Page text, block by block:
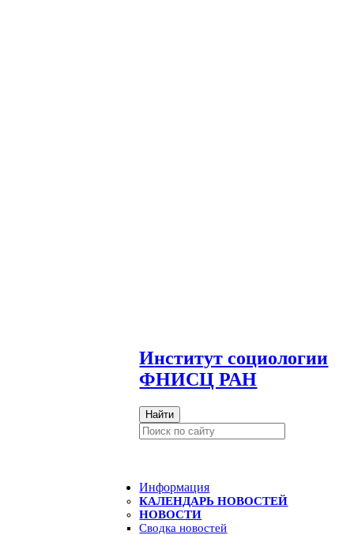
Институт социологии
ФНИСЦ РАН
Найти
Информация
КАЛЕНДАРЬ НОВОСТЕЙ
НОВОСТИ
Сводка новостей